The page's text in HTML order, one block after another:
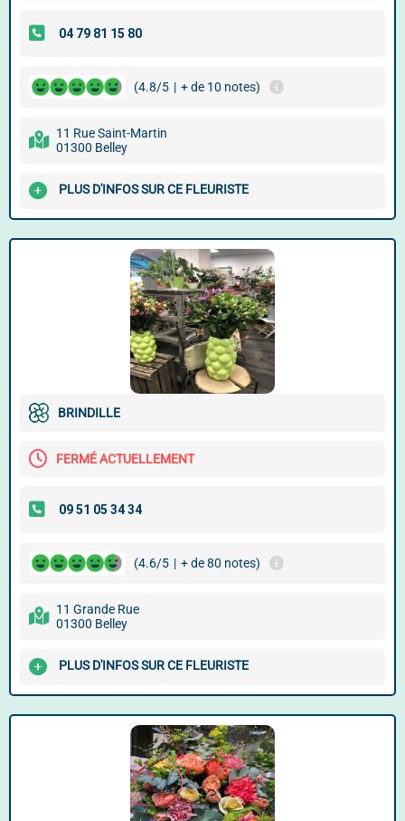
(4.8/5 | + de 10 notes)
11 Rue Saint-Martin
01300 Belley
PLUS D'INFOS SUR CE FLEURISTE
BRINDILLE
FERMÉ ACTUELLEMENT
(4.6/5 | + de 80 notes)
11 Grande Rue
01300 Belley
PLUS D'INFOS SUR CE FLEURISTE